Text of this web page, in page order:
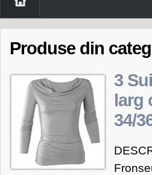
Produse din
3
larg
34/